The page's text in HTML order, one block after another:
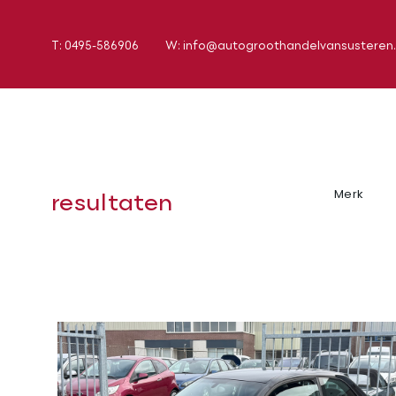
T: 0495-586906 W:
resultaten